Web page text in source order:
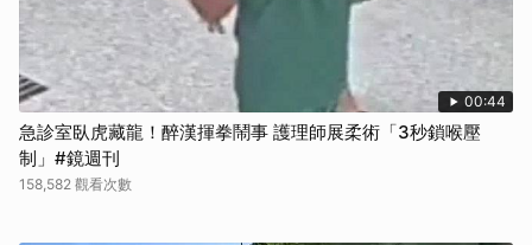
00:44
急診室臥虎藏龍！醉漢揮拳鬧事 護理師展柔術「3秒鎖喉壓
制」#鏡週刊
158,582 觀看次數